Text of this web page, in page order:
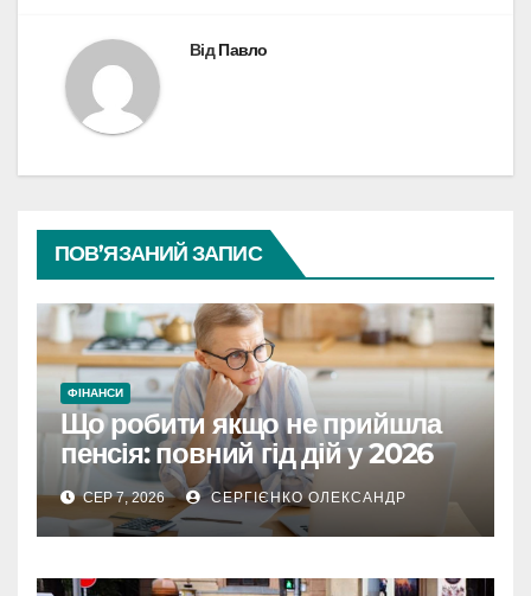
ВідПавло
ПОВ’ЯЗАНИЙ ЗАПИС
ФІНАНСИ
Що робити якщо не прийшла
пенсія: повний гід дій у 2026
роціСЕР 7, 2026 СЕРГІЄНКО ОЛЕКСАНДР